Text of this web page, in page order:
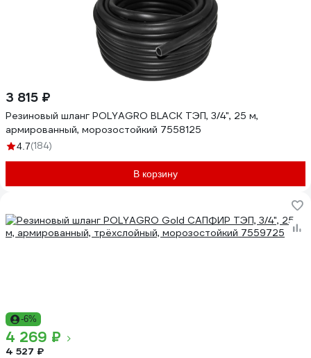
3 815 ₽
Резиновый шланг POLYAGRO BLACK ТЭП, 3/4", 25 м,
армированный, морозостойкий 7558125
4.7(184)
В корзину
-6%
4 269 ₽
4 527 ₽